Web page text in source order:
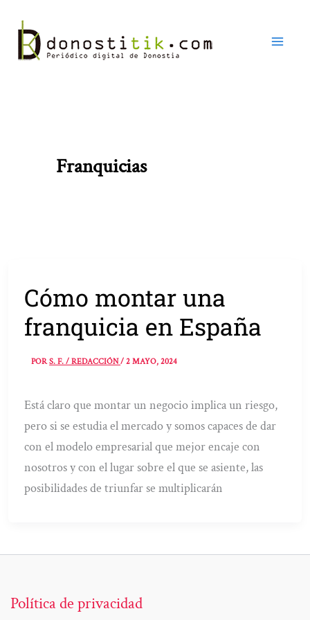
contenido
Franquicias
Cómo montar una
franquicia en España
PORS. F. / REDACCIÓN/2 MAYO, 2024
Está claro que montar un negocio implica un riesgo,
pero si se estudia el mercado y somos capaces de dar
con el modelo empresarial que mejor encaje con
nosotros y con el lugar sobre el que se asiente, las
posibilidades de triunfar se multiplicarán
Política de privacidad